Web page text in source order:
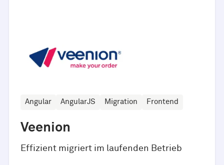
Angular AngularJS Migration Frontend
Veenion
Effizient migriert im laufenden Betrieb